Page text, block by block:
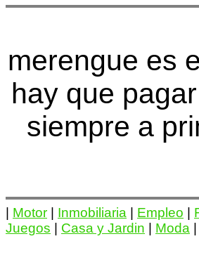
merengue es
hay que
siempre a
Motor Inmobiliaria Empleo
Juegos
Casa y Jardin Moda